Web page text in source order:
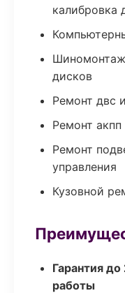
калибровка
дисков
Ремонт двс
Ремонт
Ремонт
управления
Кузовной
Гарантия
работы